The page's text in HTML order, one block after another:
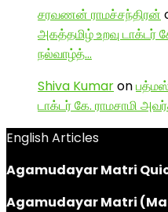
சரவணன் ராமச்சந்திரன்
அகத்தமிழ் உறவு டாக்டர்
நல்வாழ்த்…
Shiva Kumaron
டாக்டர் கே. ராமசாமி
English Articles
Agamudayar Matri
Agamudayar Matri